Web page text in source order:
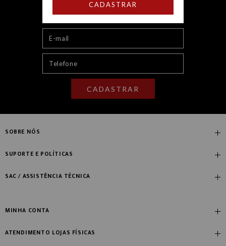
CADASTRAR
SOBRE NÓS
Quem Somos
Soluções Corporativas
SUPORTE E POLÍTICAS
Compre com Especialista
SAC / ASSISTÊNCIA TÉCNICA
MINHA CONTA
Meus Dados
ATENDIMENTO LOJAS FÍSICAS
CADASTRAR